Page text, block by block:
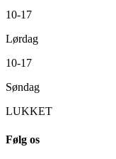
10-17
Lørdag
10-17
Søndag
LUKKET
Følg os